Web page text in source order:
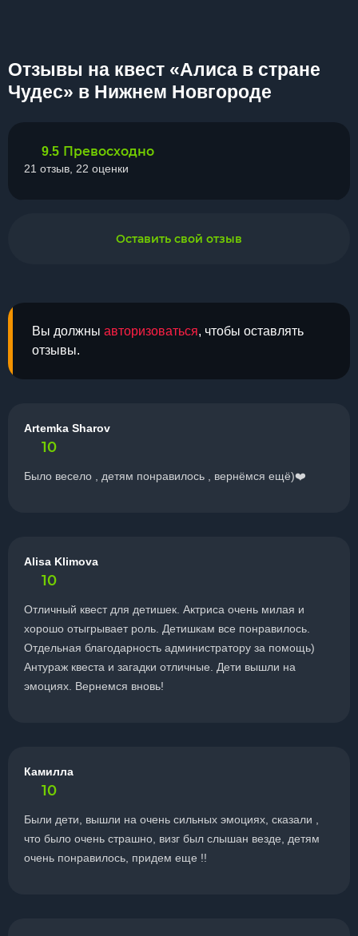
Отзывы на квест «Алиса в стране
Чудес» в Нижнем Новгороде
Вы должны авторизоваться, чтобы оставлять
отзывы.
Artemka Sharov
10
Было весело , детям понравилось , вернёмся ещё)❤️
Alisa Klimova
10
Отличный квест для детишек. Актриса очень милая и
хорошо отыгрывает роль. Детишкам все понравилось.
Отдельная благодарность администратору за помощь)
Антураж квеста и загадки отличные. Дети вышли на
эмоциях. Вернемся вновь!
Камилла
10
Были дети, вышли на очень сильных эмоциях, сказали ,
что было очень страшно, визг был слышан везде, детям
очень понравилось, придем еще !!
9.5 Превосходно
21 отзыв, 22 оценки
Оставить свой отзыв